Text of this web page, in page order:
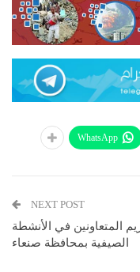
WhatsApp
NEXT POST
المتعاونين في الأنشطة
الصيفية بمحافظة صنعاء